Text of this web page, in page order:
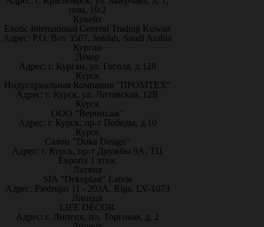
пом. 19/2
Кувейт
Exotic International General Trading Kuwait
Адрес: P.O. Box 3507, Jeddah, Saudi Arabia
Курган
Декор
Адрес: г. Курган, ул. Гоголя, д.128
Курск
Индустриальная Компания "ПРОМТЕХ"
Адрес: г. Курск, ул. Литовская, 12В
Курск
ООО "Вернисаж"
Адрес: г. Курск, пр-т Победы, д.10
Курск
Салон "Doka Design"
Адрес: г. Курск, пр-т Дружбы 9А, ТЦ
Европа 1 этаж
Латвия
SIA "Dekoplast" Latvia
Адрес: Piedrujas 11 - 203A, Riga, LV-1073
Липецк
LIFE DÉCOR
Адрес: г. Липецк, пл. Торговая, д. 2